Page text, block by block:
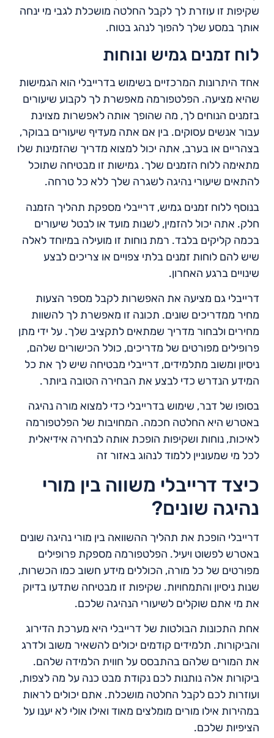
שקיפות זו עוזרת לך לקבל החלטה מושכלת לגבי מי ינחה
אותך במסע שלך להפוך לנהג בטוח.
לוח זמנים גמיש ונוחות
אחד היתרונות המרכזיים בשימוש בדרייבלי הוא הגמישות
שהיא מציעה. הפלטפורמה מאפשרת לך לקבוע שיעורים
בזמנים הנוחים לך, מה שהופך אותה לאפשרות מצוינת
עבור אנשים עסוקים. בין אם אתה מעדיף שיעורים בבוקר,
בצהריים או בערב, אתה יכול למצוא מדריך שהזמינות שלו
מתאימה ללוח הזמנים שלך. גמישות זו מבטיחה שתוכל
להתאים שיעורי נהיגה לשגרה שלך ללא כל טרחה.
בנוסף ללוח זמנים גמיש, דרייבלי מספקת תהליך הזמנה
חלק. אתה יכול להזמין, לשנות מועד או לבטל שיעורים
בכמה קליקים בלבד. רמת נוחות זו מועילה במיוחד לאלה
שיש להם לוחות זמנים בלתי צפויים או צריכים לבצע
שינויים ברגע האחרון.
דרייבלי גם מציעה את האפשרות לקבל מספר הצעות
מחיר ממדריכים שונים. תכונה זו מאפשרת לך להשוות
מחירים ולבחור מדריך שמתאים לתקציב שלך. על ידי מתן
פרופילים מפורטים של מדריכים, כולל הכישורים שלהם,
ניסיון ומשוב מתלמידים, דרייבלי מבטיחה שיש לך את כל
המידע הנדרש כדי לבצע את הבחירה הטובה ביותר.
בסופו של דבר, שימוש בדרייבלי כדי למצוא מורה נהיגה
באטרש היא החלטה חכמה. המחויבות של הפלטפורמה
לאיכות, נוחות ושקיפות הופכת אותה לבחירה אידיאלית
לכל מי שמעוניין ללמוד לנהוג באזור זה
כיצד דרייבלי משווה בין מורי
נהיגה שונים?
דרייבלי הופכת את תהליך ההשוואה בין מורי נהיגה שונים
באטרש לפשוט ויעיל. הפלטפורמה מספקת פרופילים
מפורטים של כל מורה, הכוללים מידע חשוב כמו הכשרות,
שנות ניסיון והתמחויות. שקיפות זו מבטיחה שתדעו בדיוק
את מי אתם שוקלים לשיעורי הנהיגה שלכם.
אחת התכונות הבולטות של דרייבלי היא מערכת הדירוג
והביקורות. תלמידים קודמים יכולים להשאיר משוב ולדרג
את המורים שלהם בהתבסס על חווית הלמידה שלהם.
ביקורות אלה נותנות לכם נקודת מבט כנה על מה לצפות,
ועוזרות לכם לקבל החלטה מושכלת. אתם יכולים לראות
במהירות אילו מורים מומלצים מאוד ואילו אולי לא יענו על
הציפיות שלכם.